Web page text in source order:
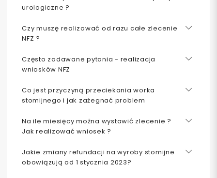
urologiczne ?
Czy muszę realizować od razu całe zlecenie
NFZ ?
Często zadawane pytania - realizacja
wniosków NFZ
Co jest przyczyną przeciekania worka
stomijnego i jak zażegnać problem
Na ile miesięcy można wystawić zlecenie ?
Jak realizować wniosek ?
Jakie zmiany refundacji na wyroby stomijne
obowiązują od 1 stycznia 2023?